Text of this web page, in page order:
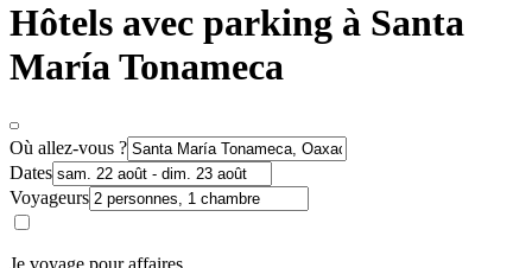
Hôtels avec parking à Santa
María Tonameca
Où allez-vous ?
Dates
Voyageurs
Je voyage pour affaires